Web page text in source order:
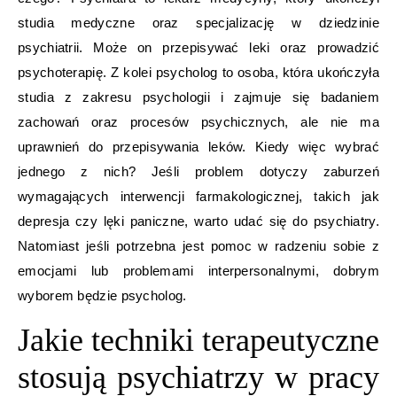
studia medyczne oraz specjalizację w dziedzinie
psychiatrii. Może on przepisywać leki oraz prowadzić
psychoterapię. Z kolei psycholog to osoba, która ukończyła
studia z zakresu psychologii i zajmuje się badaniem
zachowań oraz procesów psychicznych, ale nie ma
uprawnień do przepisywania leków. Kiedy więc wybrać
jednego z nich? Jeśli problem dotyczy zaburzeń
wymagających interwencji farmakologicznej, takich jak
depresja czy lęki paniczne, warto udać się do psychiatry.
Natomiast jeśli potrzebna jest pomoc w radzeniu sobie z
emocjami lub problemami interpersonalnymi, dobrym
wyborem będzie psycholog.
Jakie techniki terapeutyczne
stosują psychiatrzy w pracy